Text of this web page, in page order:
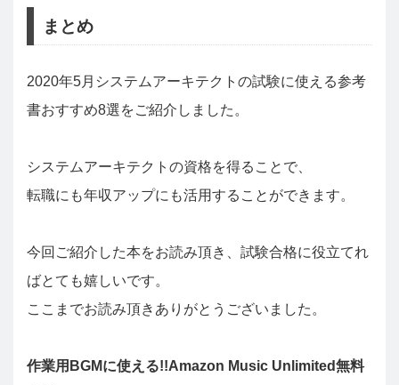
まとめ
2020年5月システムアーキテクトの試験に使える参考
書おすすめ8選をご紹介しました。
システムアーキテクトの資格を得ることで、
転職にも年収アップにも活用することができます。
今回ご紹介した本をお読み頂き、試験合格に役立てれ
ばとても嬉しいです。
ここまでお読み頂きありがとうございました。
作業用BGMに使える!!Amazon Music Unlimited無料